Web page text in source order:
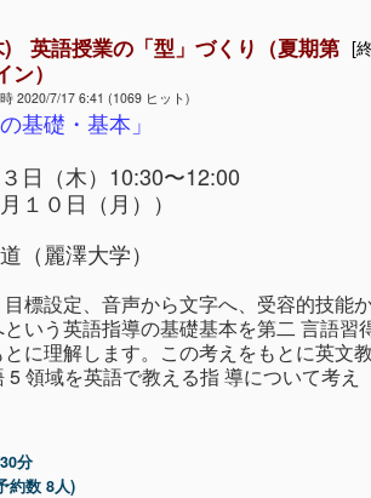
[
) 英語授業の「型」づくり（夏期第
）
2020/7/17 6:41 (1069 ヒット)
基礎・基本」
日（木）10:30〜12:00
１０日（月））
（麗澤大学）
標設定、音声から文字へ、受容的技能
いう英語指導の基礎基本を第二 言語習
に理解します。この考えをもとに英文
5 領域を英語で教える指 導について考え
分
約数 8人)